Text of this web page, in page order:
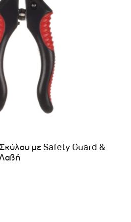
με Safety Guard &